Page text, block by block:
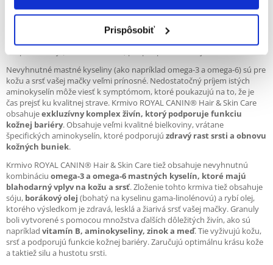
Prispôsobiť
Vyvážený pomer minerálov posilňuje ochranu
močového ústrojenstva mačiek.
Nevyhnutné mastné kyseliny (ako napríklad omega-3 a omega-6) sú pre
kožu a srsť vašej mačky veľmi prínosné. Nedostatočný príjem istých
aminokyselín môže viesť k symptómom, ktoré poukazujú na to, že je
čas prejsť ku kvalitnej strave. Krmivo ROYAL CANIN® Hair & Skin Care
obsahujeexkluzívny komplex živín, ktorý podporuje funkciu
kožnej bariéry. Obsahuje veľmi kvalitné bielkoviny, vrátane
špecifických aminokyselín, ktoré podporujú zdravý rast srsti a obnovu
kožných buniek.
Krmivo ROYAL CANIN® Hair & Skin Care tiež obsahuje nevyhnutnú
kombináciu omega-3 a omega-6 mastných kyselín, ktoré majú
blahodarný vplyv na kožu a srsť. Zloženie tohto krmiva tiež obsahuje
sóju, borákový olej (bohatý na kyselinu gama-linolénovú) a rybí olej,
ktorého výsledkom je zdravá, lesklá a žiarivá srsť vašej mačky. Granuly
boli vytvorené s pomocou množstva ďalších dôležitých živín, ako sú
napríklad vitamín B, aminokyseliny, zinok a meď. Tie vyživujú kožu,
srsť a podporujú funkcie kožnej bariéry. Zaručujú optimálnu krásu kože
a taktiež silu a hustotu srsti.